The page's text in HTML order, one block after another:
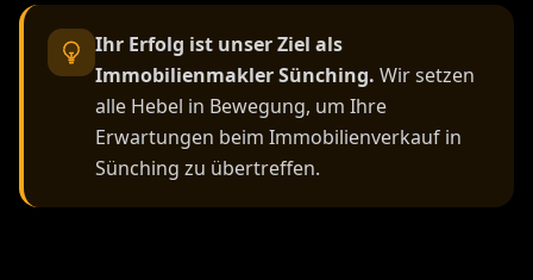
Ihr Erfolg ist unser Ziel als
Immobilienmakler Sünching. Wir setzen
alle Hebel in Bewegung, um Ihre
Erwartungen beim Immobilienverkauf in
Sünching zu übertreffen.